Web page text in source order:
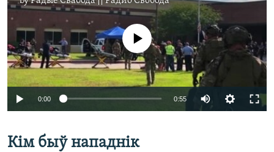
No media source currently available
0:00 0:55
Кім быў нападнік